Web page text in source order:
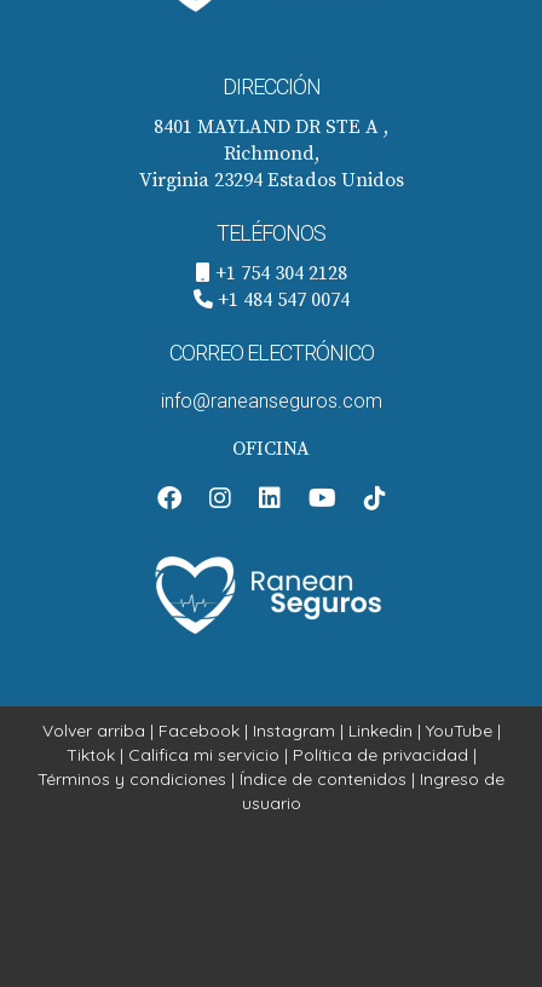
DIRECCIÓN
8401 MAYLAND DR STE A ,
Richmond,
Virginia 23294 Estados Unidos
TELÉFONOS
+1 754 304 2128
+1 484 547 0074
CORREO ELECTRÓNICO
info@raneanseguros.com
OFICINA
Volver arriba | Facebook| Instagram | Linkedin | YouTube|
Tiktok| Califica mi servicio | Política de privacidad |
Términos y condiciones | Índice de contenidos | Ingreso de
usuario